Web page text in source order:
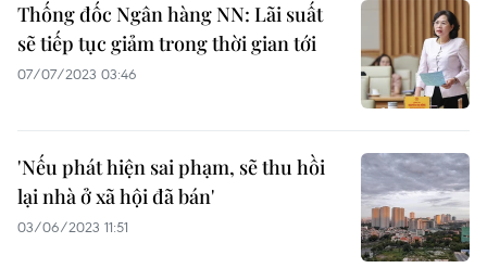
Thống đốc Ngân hàng NN: Lãi suất
sẽ tiếp tục giảm trong thời gian tới
07/07/2023 03:46
'Nếu phát hiện sai phạm, sẽ thu hồi
lại nhà ở xã hội đã bán'
03/06/2023 11:51